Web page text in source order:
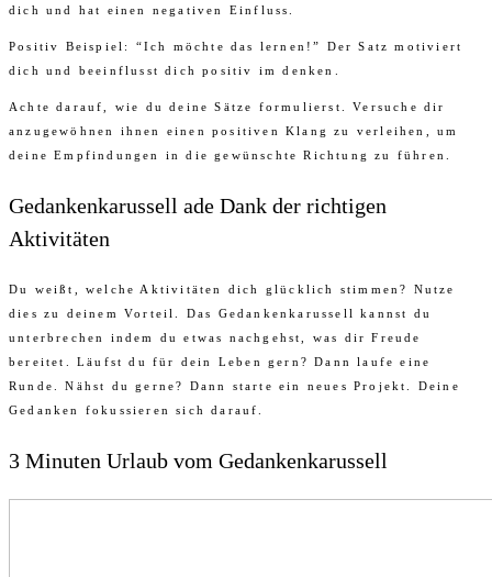
dich und hat einen negativen Einfluss.
Positiv Beispiel: “Ich möchte das lernen!” Der Satz motiviert
dich und beeinflusst dich positiv im denken.
Achte darauf, wie du deine Sätze formulierst. Versuche dir
anzugewöhnen ihnen einen positiven Klang zu verleihen, um
deine Empfindungen in die gewünschte Richtung zu führen.
Gedankenkarussell ade Dank der richtigen
Aktivitäten
Du weißt, welche Aktivitäten dich glücklich stimmen? Nutze
dies zu deinem Vorteil. Das Gedankenkarussell kannst du
unterbrechen indem du etwas nachgehst, was dir Freude
bereitet. Läufst du für dein Leben gern? Dann laufe eine
Runde. Nähst du gerne? Dann starte ein neues Projekt. Deine
Gedanken fokussieren sich darauf.
3 Minuten Urlaub vom Gedankenkarussell